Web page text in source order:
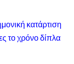
κατάρτιση
το χρόνο δίπλα